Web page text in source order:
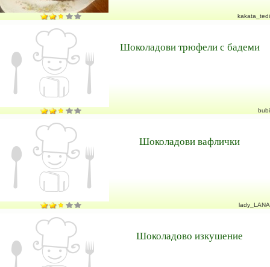
kakata_tedi
Шоколадови трюфели с бадеми
bubi
Шоколадови вафлички
lady_LANA
Шоколадово изкушение